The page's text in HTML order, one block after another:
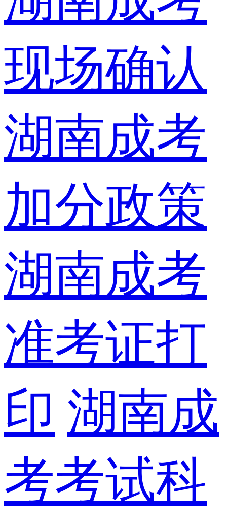
现场确认
湖南成考
加分政策
湖南成考
准考证打
印 湖南成
考考试科